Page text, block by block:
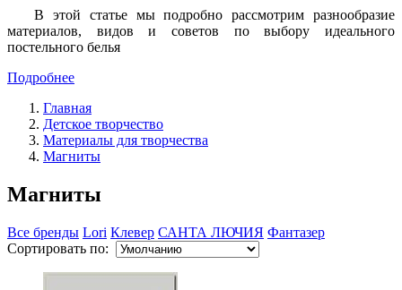
В этой статье мы подробно рассмотрим разнообразие
материалов, видов и советов по выбору идеального
постельного белья
Подробнее
Главная
Детское творчество
Материалы для творчества
Магниты
Магниты
Все бренды Lori Клевер САНТА ЛЮЧИЯ Фантазер
Сортировать по: